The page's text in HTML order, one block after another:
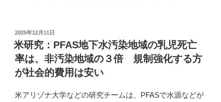
投
稿
日:
2025年12月11日
米研究：PFAS地下水汚染地域の乳児死亡
率は、非汚染地域の３倍 規制強化する方
が社会的費用は安い
米アリゾナ大学などの研究チームは、PFASで水源などが